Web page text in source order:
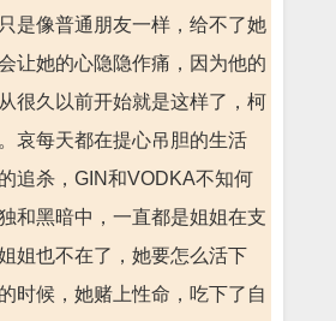
是像普通朋友一样，给不了她
让她的心隐隐作痛，因为他的
很久以前开始就是这样了，柯
哀每天都在提心吊胆的生活
追杀，GIN和VODKA不知何
和黑暗中，一直都是姐姐在支
姐也不在了，她要怎么活下
时候，她赌上性命，吃下了自